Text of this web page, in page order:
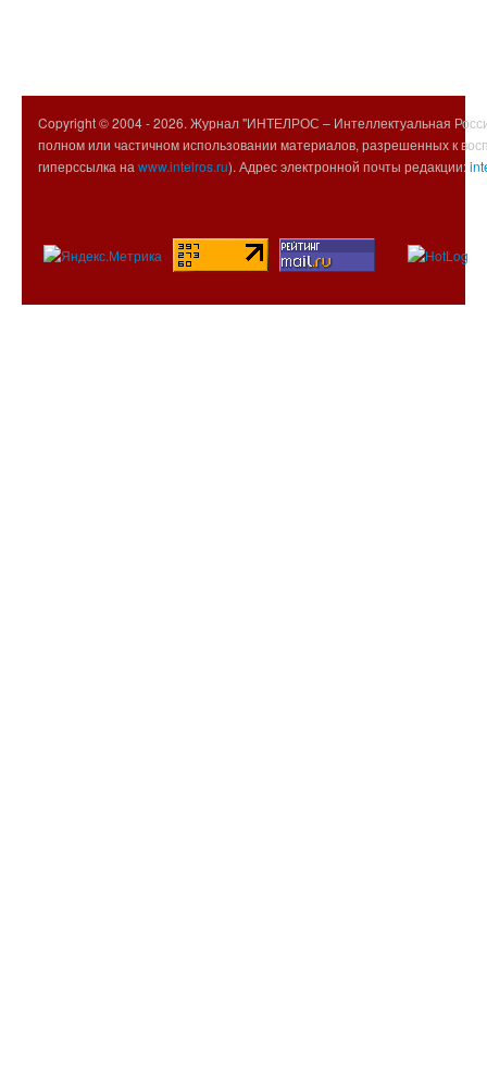
Copyright © 2004 -2026. Журнал "ИНТЕЛРОС – Интеллектуальная
полном или частичном использовании материалов, разрешенных к
гиперссылка на www.intelros.ru). Адрес электронной почты редакции: